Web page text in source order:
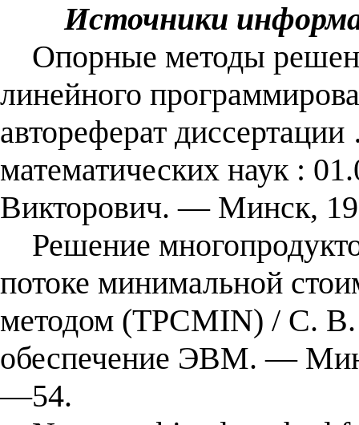
Источники
Опорные методы
линейного
автореферат
математических наук :
Викторович. — Минск,
Решение
потоке минимальной
методом (TPCMIN) / С.
обеспечение ЭВМ. —
—54.